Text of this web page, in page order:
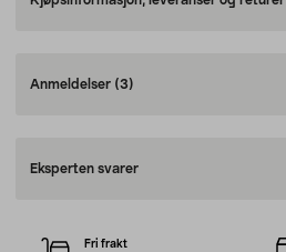
Anmeldelser (3)
Eksperten svarer
Fri frakt